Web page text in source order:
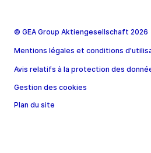
© GEA Group Aktiengesellschaft 2026
Mentions légales et conditions
Avis relatifs à la protection des
Gestion des cookies
Plan du site